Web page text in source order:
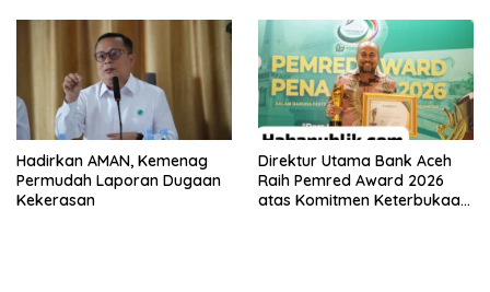
Hadirkan AMAN, Kemenag
Permudah Laporan Dugaan
Kekerasan
Direktur Utama Bank Aceh
Raih Pemred Award 2026
atas Komitmen Keterbukaan